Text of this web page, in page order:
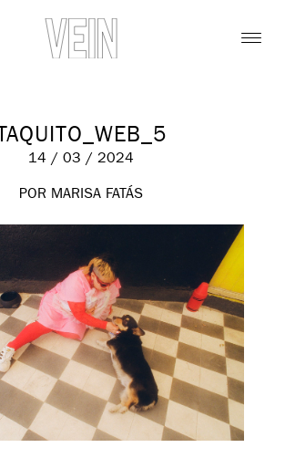
TAQUITO_WEB_5
14 / 03 / 2024
POR MARISA FATÁS